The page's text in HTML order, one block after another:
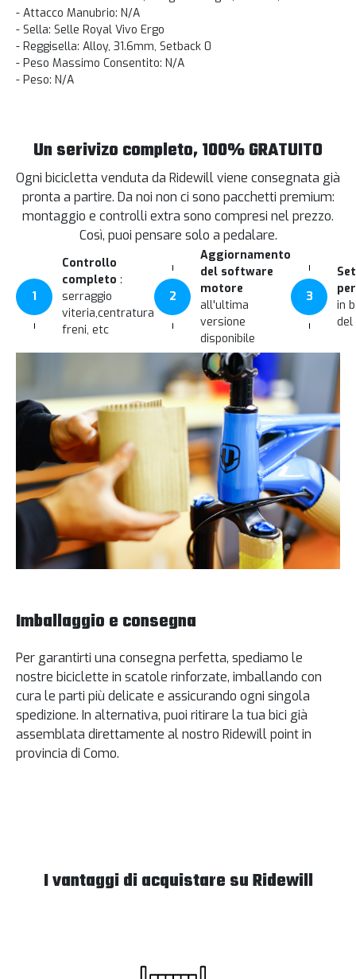
- Attacco Manubrio: N/A
- Sella: Selle Royal Vivo Ergo
- Reggisella: Alloy, 31.6mm, Setback 0
- Peso Massimo Consentito: N/A
- Peso: N/A
Un serivizo completo, 100% GRATUITO
Ogni bicicletta venduta da Ridewill viene consegnata già
pronta a partire. Da noi non ci sono pacchetti premium:
montaggio e controlli extra sono compresi nel prezzo.
Così, puoi pensare solo a pedalare.
1
Controllo
completo :
serraggio
viteria,centratura
freni, etc
2
Aggiornamento
del software
motore
all'ultima
versione
disponibile
3
in
del
Imballaggio e consegna
Per garantirti una consegna perfetta, spediamo le
nostre biciclette in scatole rinforzate, imballando con
cura le parti più delicate e assicurando ogni singola
spedizione. In alternativa, puoi ritirare la tua bici già
assemblata direttamente al nostro Ridewill point in
provincia di Como.
I vantaggi di acquistare su Ridewill